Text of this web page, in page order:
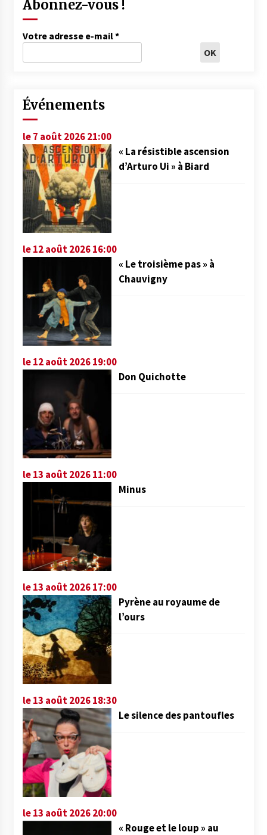
Abonnez-vous !
Votre adresse e-mail*
Événements
le 7 août 2026 21:00
« La résistible ascension
d’Arturo Ui » à Biard
le 12 août 2026 16:00
« Le troisième pas » à
Chauvigny
le 12 août 2026 19:00
Don Quichotte
le 13 août 2026 11:00
Minus
le 13 août 2026 17:00
Pyrène au royaume de
l’ours
le 13 août 2026 18:30
Le silence des pantoufles
le 13 août 2026 20:00
« Rouge et le loup » au